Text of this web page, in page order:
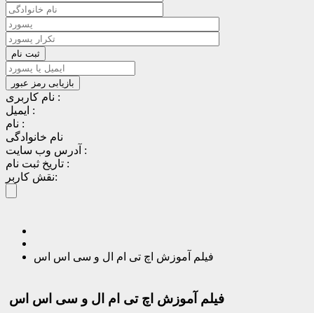
نام کاربری :
ایمیل :
نام :
نام خانوادگی
آدرس وب سایت :
تاریخ ثبت نام :
نقش کاربر:
فیلم آموزش اچ تی ام ال و سی اس اس
فیلم آموزش اچ تی ام ال و سی اس اس